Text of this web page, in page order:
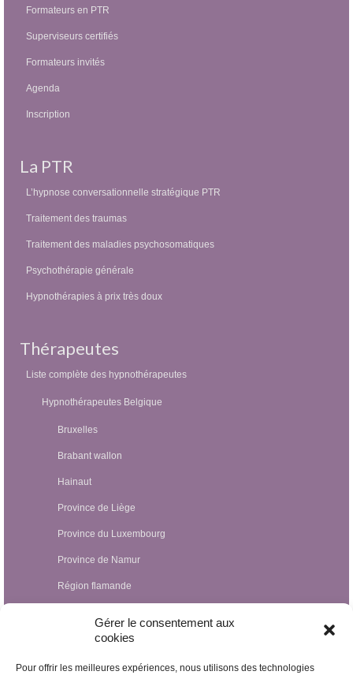
Gérer le consentement aux
cookies
Pour offrir les meilleures expériences, nous utilisons des technologies
Formateurs en PTR
Superviseurs certifiés
Formateurs invités
Agenda
Inscription
La PTR
L’hypnose conversationnelle stratégique PTR
Traitement des traumas
Traitement des maladies psychosomatiques
Psychothérapie générale
Hypnothérapies à prix très doux
Thérapeutes
Liste complète des hypnothérapeutes
Hypnothérapeutes Belgique
Bruxelles
Brabant wallon
Hainaut
Province de Liège
Province du Luxembourg
Province de Namur
Région flamande
Hypnothérapeutes Luxembourg
Hypnothérapeutes France
Hypnothérapeutes Suisse